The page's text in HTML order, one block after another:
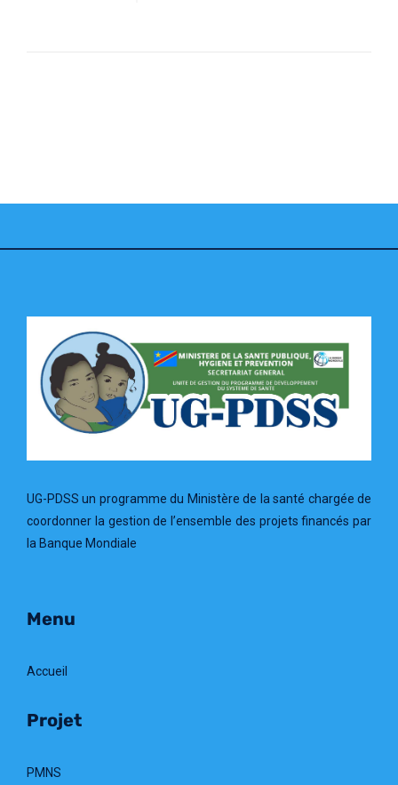
UG-PDSS un programme du Ministère de la santé chargée de
coordonner la gestion de l’ensemble des projets financés par
la Banque Mondiale
Menu
Accueil
Projet
PMNS